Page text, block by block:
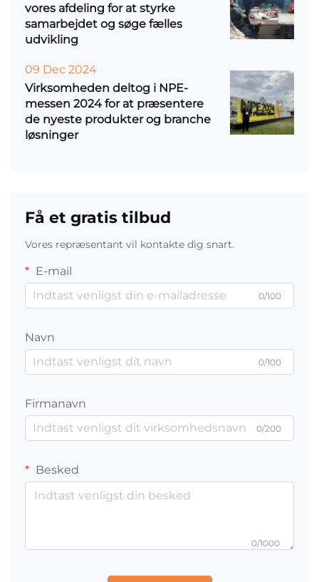
vores afdeling for at styrke
samarbejdet og søge fælles
udvikling
09 Dec 2024
Virksomheden deltog i NPE-
messen 2024 for at præsentere
de nyeste produkter og branche
løsninger
Få et gratis tilbud
Vores repræsentant vil kontakte dig snart.
E-mail
0/100
Navn
0/100
Firmanavn
0/200
Besked
0/1000